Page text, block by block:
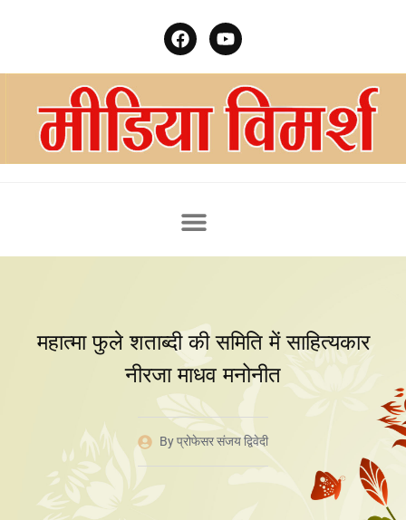
महात्मा फुले शताब्दी की समिति में साहित्यकार
नीरजा माधव मनोनीत
Byप्रोफेसर संजय द्विवेदी